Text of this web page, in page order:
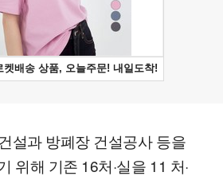
설과 방폐장 건설공사 등을
위해 기존 16처·실을 11 처·